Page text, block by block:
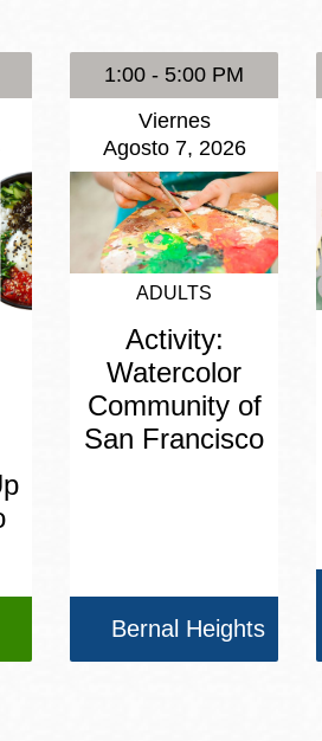
Bibliotecas
Ambulantes
1:00 - 5:00 PM
Viernes
Agosto 7, 2026
ADULTS
Activity:
Watercolor
Community of
San Francisco
Bernal Heights